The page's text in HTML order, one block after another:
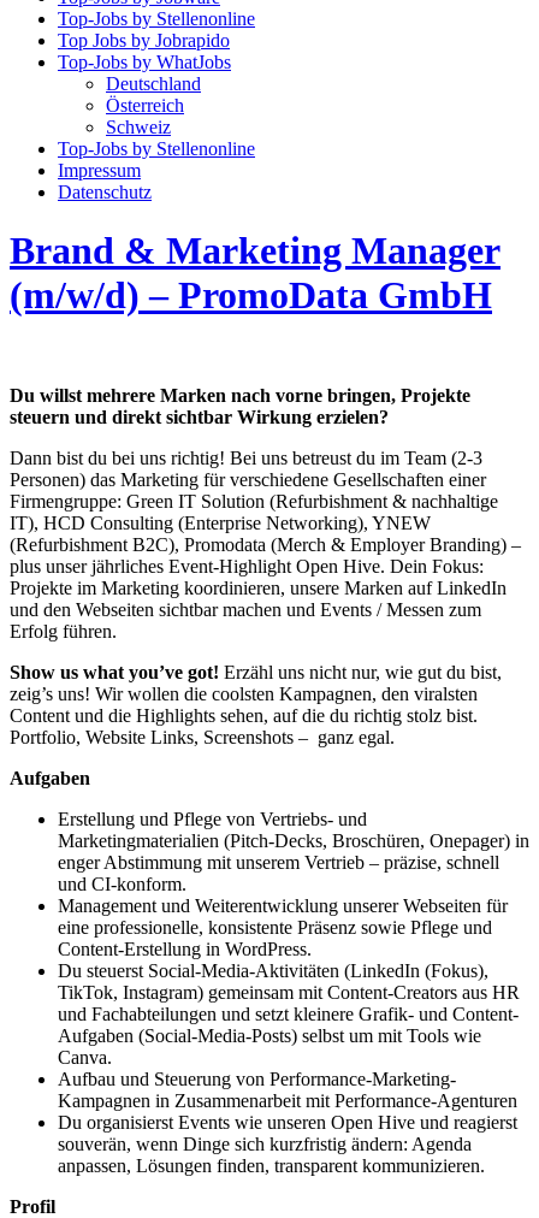
Top-Jobs by Stellenonline
Top Jobs by Jobrapido
Top-Jobs by WhatJobs
Deutschland
Österreich
Schweiz
Top-Jobs by Stellenonline
Impressum
Datenschutz
Brand & Marketing Manager
(m/w/d) – PromoData GmbH
Du willst mehrere Marken nach vorne bringen, Projekte
steuern und direkt sichtbar Wirkung erzielen?
Dann bist du bei uns richtig! Bei uns betreust du im Team (2-3
Personen) das Marketing für verschiedene Gesellschaften einer
Firmengruppe: Green IT Solution (Refurbishment & nachhaltige
IT), HCD Consulting (Enterprise Networking), YNEW
(Refurbishment B2C), Promodata (Merch & Employer Branding) –
plus unser jährliches Event-Highlight Open Hive. Dein Fokus:
Projekte im Marketing koordinieren, unsere Marken auf LinkedIn
und den Webseiten sichtbar machen und Events / Messen zum
Erfolg führen.
Show us what you’ve got! Erzähl uns nicht nur, wie gut du bist,
zeig’s uns! Wir wollen die coolsten Kampagnen, den viralsten
Content und die Highlights sehen, auf die du richtig stolz bist.
Portfolio, Website Links, Screenshots – ganz egal.
Aufgaben
Erstellung und Pflege von Vertriebs- und
Marketingmaterialien (Pitch-Decks, Broschüren, Onepager) in
enger Abstimmung mit unserem Vertrieb – präzise, schnell
und CI-konform.
Management und Weiterentwicklung unserer Webseiten für
eine professionelle, konsistente Präsenz sowie Pflege und
Content-Erstellung in WordPress.
Du steuerst Social-Media-Aktivitäten (LinkedIn (Fokus),
TikTok, Instagram) gemeinsam mit Content-Creators aus HR
und Fachabteilungen und setzt kleinere Grafik- und Content-
Aufgaben (Social-Media-Posts) selbst um mit Tools wie
Canva.
Aufbau und Steuerung von Performance-Marketing-
Kampagnen in Zusammenarbeit mit Performance-Agenturen
Du organisierst Events wie unseren Open Hive und reagierst
souverän, wenn Dinge sich kurzfristig ändern: Agenda
anpassen, Lösungen finden, transparent kommunizieren.
Profil